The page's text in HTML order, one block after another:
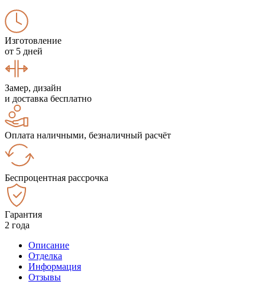
Изготовление
от 5 дней
Замер, дизайн
и доставка бесплатно
Оплата наличными, безналичный расчёт
Беспроцентная рассрочка
Гарантия
2 года
Описание
Отделка
Информация
Отзывы